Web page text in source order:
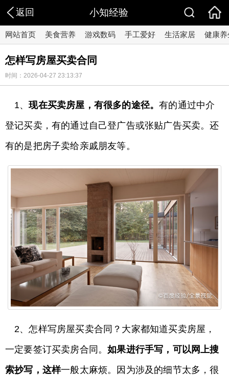
返回 小知经验
网站首页 美食营养 游戏数码 手工爱好 生活家居 健康养
怎样写房屋买卖合同
时间：2026-04-27 23:13:37
1、现在买卖房屋，有很多的途径。有的通过中介
登记买卖，有的通过自己登广告或张贴广告买卖。还
有的是把房子卖给亲戚朋友等。
2、怎样写房屋买卖合同？大家都知道买卖房屋，
一定要签订买卖房合同。如果进行手写，可以网上搜
索抄写，这样一般太麻烦。因为涉及的细节太多，很